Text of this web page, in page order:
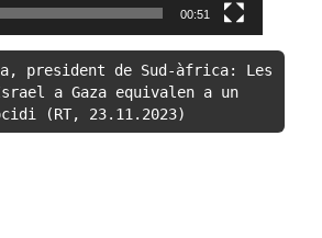
00:51
president de Sud-àfrica: Les
a Gaza equivalen a un
(RT, 23.11.2023)